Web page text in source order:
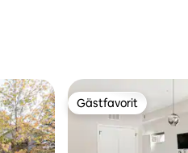
Gästfavorit
Gästfavorit